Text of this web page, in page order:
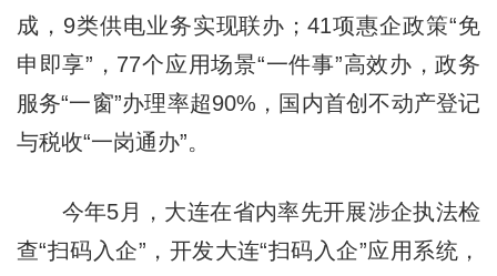
成，9类供电业务实现联办；41项惠企政策“免
申即享”，77个应用场景“一件事”高效办，政务
服务“一窗”办理率超90%，国内首创不动产登记
与税收“一岗通办”。
今年5月，大连在省内率先开展涉企执法检
查“扫码入企”，开发大连“扫码入企”应用系统，